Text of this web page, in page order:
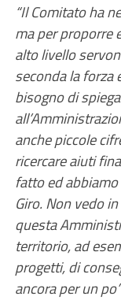
“Il Comitato ha
ma per proporre
alto livello
seconda la forza
bisogno di
anche piccole
ricercare aiuti
fatto ed
Giro. Non vedo
questa
territorio, ad
progetti, di
ancora per un